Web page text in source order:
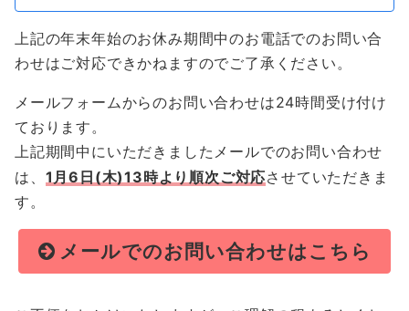
上記の年末年始のお休み期間中のお電話でのお問い合
わせはご対応できかねますのでご了承ください。
メールフォームからのお問い合わせは24時間受け付け
ております。
上記期間中にいただきましたメールでのお問い合わせ
は、 1月6日(木)13時より順次ご対応させていただきま
す。
メールでのお問い合わせはこちら